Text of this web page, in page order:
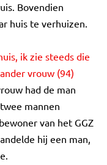
Bovendien
huis te verhuizen.
ik zie steeds die
vrouw (94)
had de man
mannen
van het GGZ
hij een man,